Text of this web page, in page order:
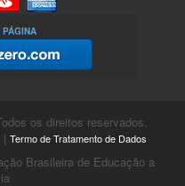
PÁGINA
os direitos reservados.
| Termo de Tratamento de Dados
Brasileira de Educação a